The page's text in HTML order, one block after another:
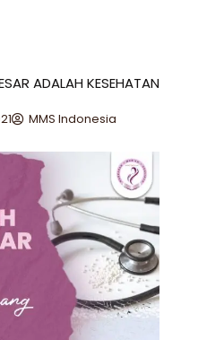
ADALAH KESEHATAN
MMS Indonesia